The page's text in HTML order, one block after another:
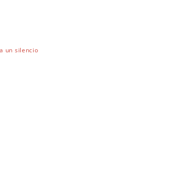
un silencio